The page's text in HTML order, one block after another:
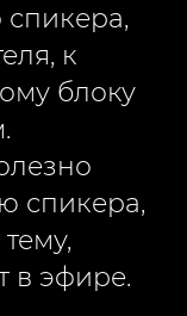
спикера,
к
блоку
спикера,
в эфире.